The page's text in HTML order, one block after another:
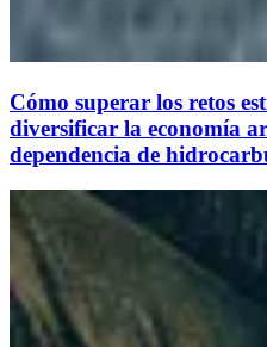
Cómo superar los retos
diversificar la economía
dependencia de